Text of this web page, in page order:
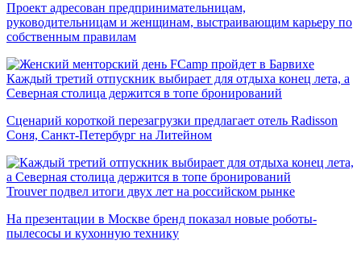
Проект адресован предпринимательницам,
руководительницам и женщинам, выстраивающим карьеру по
собственным правилам
Каждый третий отпускник выбирает для отдыха конец лета, а
Северная столица держится в топе бронирований
Сценарий короткой перезагрузки предлагает отель Radisson
Соня, Санкт-Петербург на Литейном
Trouver подвел итоги двух лет на российском рынке
На презентации в Москве бренд показал новые роботы-
пылесосы и кухонную технику